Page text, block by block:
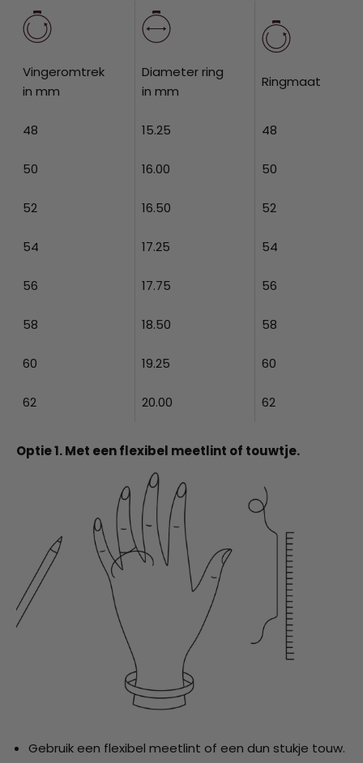
Vingeromtrek
in mm
Diameter ring
in mm
Ringmaat
48 15.25 48
50 16.00 50
52 16.50 52
54 17.25 54
56 17.75 56
58 18.50 58
60 19.25 60
62 20.00 62
Optie 1. Met een flexibel meetlint of touwtje.
Gebruik een flexibel meetlint of een dun stukje touw.